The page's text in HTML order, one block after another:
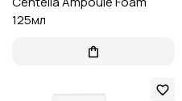
125мл